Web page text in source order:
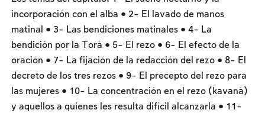
El conteo del Omer y las fechas nacionales
Shavu'ot
Rosh HaShaná
Yom Kipur
Sucot
incorporación con el alba • 2- El lavado de manos
matinal • 3- Las bendiciones matinales • 4- La
bendición por la Torá • 5- El rezo • 6- El efecto de la
oración • 7- La fijación de la redacción del rezo • 8- El
decreto de los tres rezos • 9- El precepto del rezo para
las mujeres • 10- La concentración en el rezo (kavaná)
y aquellos a quienes les resulta difícil alcanzarla • 11-